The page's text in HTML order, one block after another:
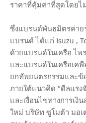
ราคาที่คุ้มค่าที่สุดโดยไ
ซึ่งแบรนด์พันธมิตรค่าย
แบรนด์ ได้แก่ Isuzu ,
ด้วยแบรนด์ในเครือ ไพ
และแบรนด์ในเครือเคพี
ยกทัพยนตรกรรมและข้
ภายใต้แนวคิด “ดีลแรง
และเงื่อนไขทางการเ
ใหม่ บริษัท ซูโมต้า มอเ